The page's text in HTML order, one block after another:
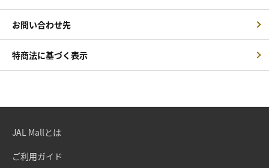
お問い合わせ先
特商法に基づく表示
JAL Mallとは
ご利用ガイド